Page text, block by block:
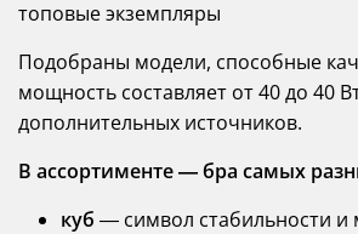
топовые экземпляры
Подобраны модели, способные
мощность составляет от 40 до 40
дополнительных источников.
В ассортименте — бра самых
куб — символ стабильности